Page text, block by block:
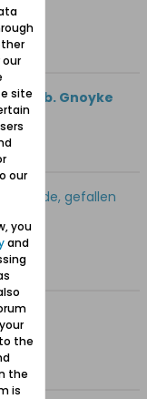
geb. Gnoyke
gefallen
site
our
you
and
the
the
is